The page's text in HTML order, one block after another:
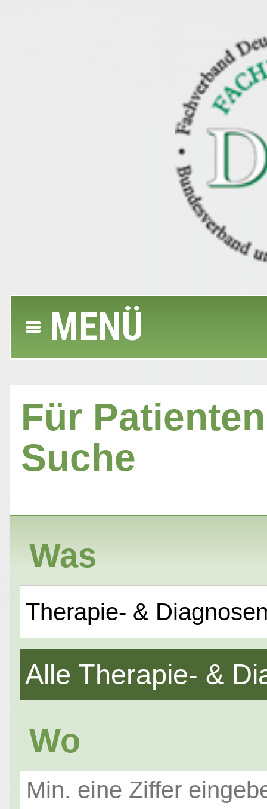
MENÜ
Für
Suche
Was
Therapie- &
Alle Therapie- &
Wo